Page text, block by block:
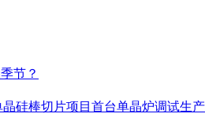
节？
硅棒切片项目首台单晶炉调试生